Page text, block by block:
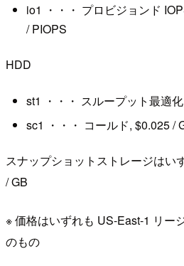
io1 ・・・ プロビジョンド
/ PIOPS
HDD
st1 ・・・ スループット最適
sc1 ・・・ コールド, $0.025 /
スナップショットストレージはい
/ GB
※ 価格はいずれも US-East-1 リー
のもの